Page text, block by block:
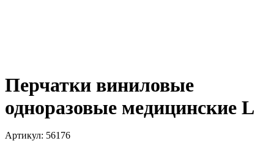
Перчатки виниловые
одноразовые медицинские L
Артикул: 56176